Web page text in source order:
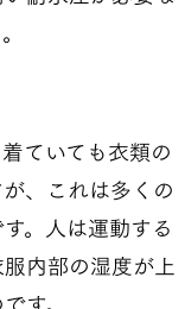
ていても衣類の
、これは多くの
。人は運動する
内部の湿度が上
す。